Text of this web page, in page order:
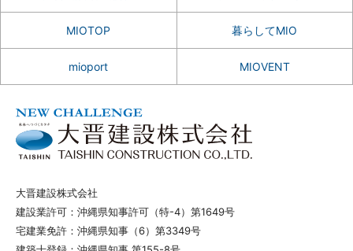
MIOTOP 暮らしてMIO
mioport MIOVENT
大晋建設株式会社
建設業許可：沖縄県知事許可（特-4）第1649号
宅建業免許：沖縄県知事（6）第3349号